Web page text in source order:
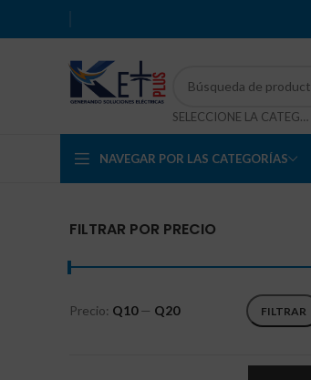
SELECCIONE LA CATEGORÍA
NAVEGAR POR LAS CATEGORÍAS
FILTRAR POR PRECIO
FILTRAR
Precio: Q10— Q20